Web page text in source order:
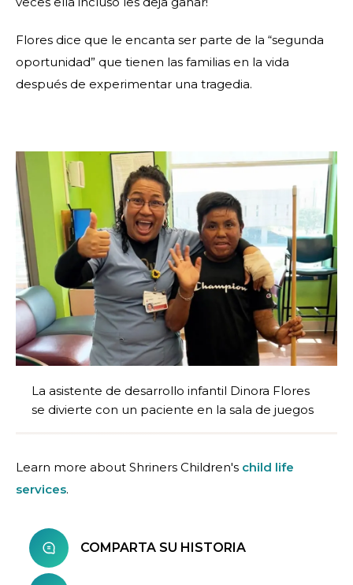
Flores dice que le encanta ser parte de la “segunda
oportunidad” que tienen las familias en la vida
después de experimentar una tragedia.
La asistente de desarrollo infantil Dinora Flores
se divierte con un paciente en la sala de juegos
Learn more about Shriners Children's child life
services.
COMPARTA SU HISTORIA